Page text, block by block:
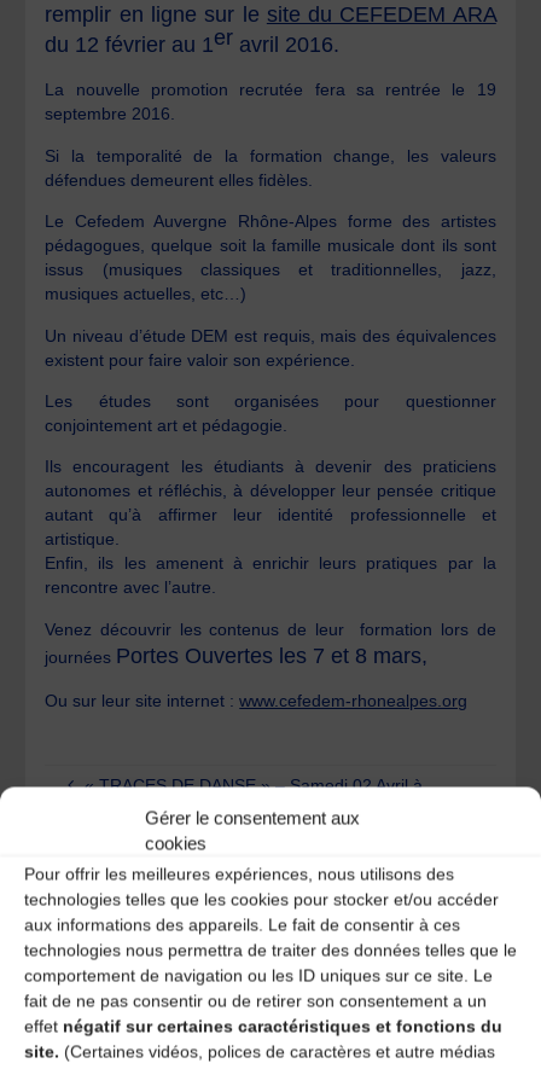
Gérer le consentement aux
cookies
Pour offrir les meilleures expériences, nous utilisons des
technologies telles que les cookies pour stocker et/ou accéder
aux informations des appareils. Le fait de consentir à ces
technologies nous permettra de traiter des données telles que le
comportement de navigation ou les ID uniques sur ce site. Le
fait de ne pas consentir ou de retirer son consentement a un
effet négatif sur certaines caractéristiques et fonctions du
site. (Certaines vidéos, polices de caractères et autre médias
remplir en ligne sur le site du CEFEDEM ARA
du 12 février au 1er avril 2016.
La nouvelle promotion recrutée fera sa rentrée le 19
septembre 2016.
Si la temporalité de la formation change, les valeurs
défendues demeurent elles fidèles.
Le Cefedem Auvergne Rhône-Alpes forme des artistes
pédagogues, quelque soit la famille musicale dont ils sont
issus (musiques classiques et traditionnelles, jazz,
musiques actuelles, etc…)
Un niveau d’étude DEM est requis, mais des équivalences
existent pour faire valoir son expérience.
Les études sont organisées pour questionner
conjointement art et pédagogie.
Ils encouragent les étudiants à devenir des praticiens
autonomes et réfléchis, à développer leur pensée critique
autant qu’à affirmer leur identité professionnelle et
artistique.
Enfin, ils les amenent à enrichir leurs pratiques par la
rencontre avec l’autre.
Venez découvrir les contenus de leur formation lors de
journées Portes Ouvertes les 7 et 8 mars,
Ou sur leur site internet :www.cefedem-rhonealpes.org
« TRACES DE DANSE » – Samedi 02 Avril à
Clermont-Fd
Laisser un
commentaire
Votre adresse e-mail ne sera pas publiée. Les champs